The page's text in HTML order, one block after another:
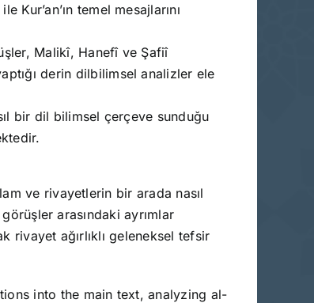
temel mesajlarını
Malikî, Hanefî ve Şafiî
derin dilbilimsel analizler ele
bir dil bilimsel çerçeve sunduğu
ve rivayetlerin bir arada nasıl
arasındaki ayrımlar
rivayet ağırlıklı geleneksel tefsir
into the main text, analyzing al-